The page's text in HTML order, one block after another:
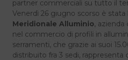
partner commerciali su tutto il
Venerdì 26 giugno scorso è stata
Meridionale Alluminio, azienda
nel commercio di profili in
serramenti, che grazie ai suoi
distribuito fra 3 sedi,